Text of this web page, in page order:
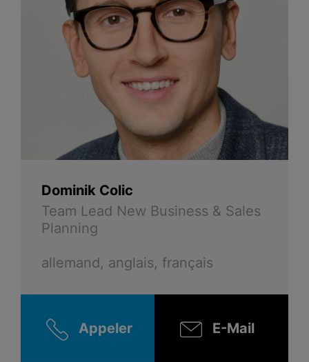
Dominik Colic
Team Lead New Business & Sales
Planning
allemand, anglais, français
Appeler E-Mail